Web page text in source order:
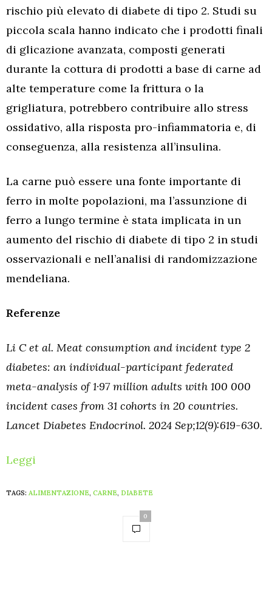
rischio più elevato di diabete di tipo 2. Studi su
piccola scala hanno indicato che i prodotti finali
di glicazione avanzata, composti generati
durante la cottura di prodotti a base di carne ad
alte temperature come la frittura o la
grigliatura, potrebbero contribuire allo stress
ossidativo, alla risposta pro-infiammatoria e, di
conseguenza, alla resistenza all’insulina.
La carne può essere una fonte importante di
ferro in molte popolazioni, ma l’assunzione di
ferro a lungo termine è stata implicata in un
aumento del rischio di diabete di tipo 2 in studi
osservazionali e nell’analisi di randomizzazione
mendeliana.
Referenze
Li C et al. Meat consumption and incident type 2
diabetes: an individual-participant federated
meta-analysis of 1·97 million adults with 100 000
incident cases from 31 cohorts in 20 countries.
Lancet Diabetes Endocrinol. 2024 Sep;12(9):619-630.
Leggi
TAGS: ALIMENTAZIONE, CARNE, DIABETE
0